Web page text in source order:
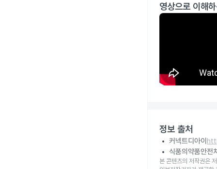
영상으로 이해
정보 출처
커넥트디아이
식품의약품안전
본 콘텐츠의 저작권은